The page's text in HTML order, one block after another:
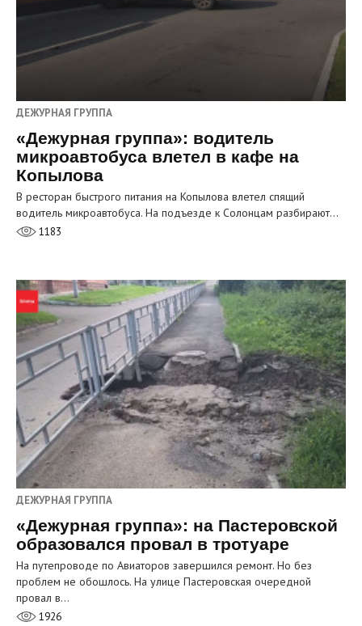
ДЕЖУРНАЯ ГРУППА
«Дежурная группа»: водитель
микроавтобуса влетел в кафе на
Копылова
В ресторан быстрого питания на Копылова влетел спящий
водитель микроавтобуса. На подъезде к Солонцам разбирают…
1183
ДЕЖУРНАЯ ГРУППА
«Дежурная группа»: на Пастеровской
образовался провал в тротуаре
На путепроводе по Авиаторов завершился ремонт. Но без
проблем не обошлось. На улице Пастеровская очередной
провал в…
1926